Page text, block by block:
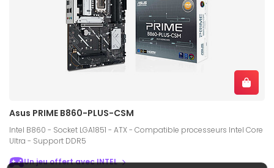
Asus PRIME B860-PLUS-CSM
Intel B860 - Socket LGA1851 - ATX - Compatible processeurs Intel Core
Ultra - Support DDR5
Un jeu offert avec INTEL